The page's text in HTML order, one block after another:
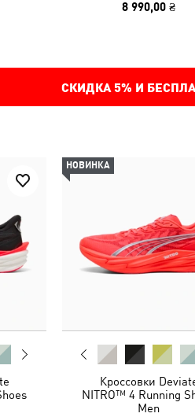
8 990,00 ₴
СКИДКА 5% И
НОВИНКА
Кроссовки
NITRO™ 4 Running
Men